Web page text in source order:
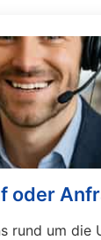
oder
rund um die